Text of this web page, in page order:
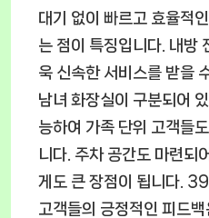
대기 없이 빠르고 효율적
는 점이 특징입니다. 내방
욱 신속한 서비스를 받을
남녀 화장실이 구분되어
능하여 가족 단위 고객들
니다. 주차 공간도 마련되
게도 큰 장점이 됩니다.
고객들의 긍정적인 피드